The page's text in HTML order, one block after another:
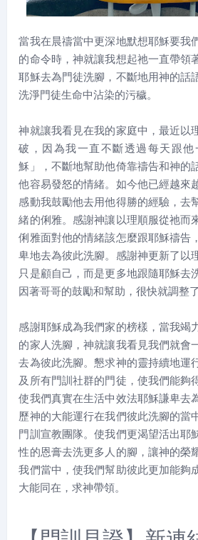
當我在晨禱當中更深地默想耶穌要我
的命令時，神就讓我想起祂一直帶領
耶穌去為門徒洗腳，不斷地用神的話
洗淨門徒生命中沾染的污穢。
神就讓我看見在我的家庭中，最近以
破，因為我一直不斷透過每天跟
穌」，不斷地幫助他倚靠禱告和神的
他容易發怒的情緒。如今他已經越來
感動我鼓勵他去用他得勝的經驗，去
緒的俐雅。感謝神讓以理順服從祂而
俐雅面對他的情緒該怎麼跟耶穌禱告
卑地去為彼此洗腳。感謝神更新了以
只是顧自己，而是更多地跟隨耶穌去
因著哥哥的鼓勵和幫助，很快就調整
感謝耶穌成為我們家的榜樣，當我竭
的家人洗腳，神就讓我看見我們就會
去為彼此洗腳。懇求神的靈持續地運
及所有門訓社群的門徒，使我們能夠
使我們真實在生活中效法耶穌謙卑去
歷神的大能運行在我們彼此洗腳的當
門訓宣教團隊。使我們更渴望活出耶
性的恩膏去洗更多人的腳，讓神的榮
我們當中，使我們幫助彼此更加能夠
大能同在，求神帶領。